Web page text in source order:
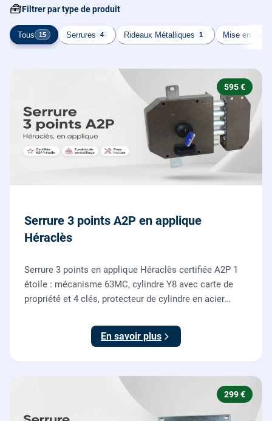
🧰Filtrer par type de produit
Tous 15 Serrures 4 Rideaux Métalliques 1 Mise en
595 €
Serrure 3 points A2P en applique
Héraclès
Serrure 3 points en applique Héraclès certifiée A2P 1
étoile : mécanisme 63MC, cylindre Y8 avec carte de
propriété et 4 clés, protecteur de cylindre en acier
renforcer une porte d'entrée existante.
En savoir plus
299 €